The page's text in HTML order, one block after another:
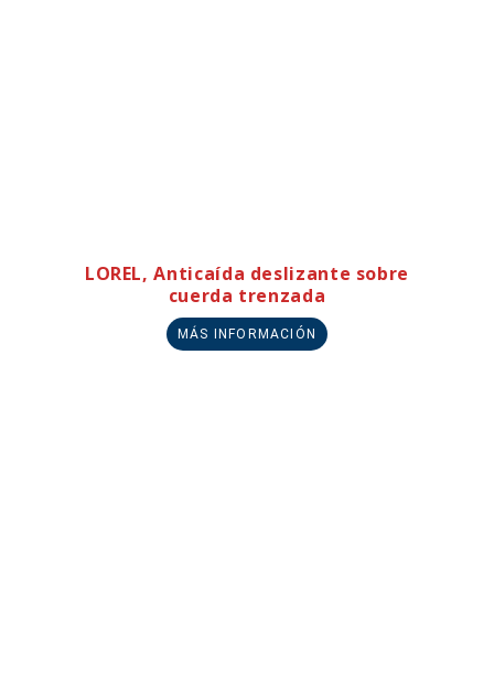
LOREL, Anticaída deslizante sobre
cuerda trenzada
MÁS INFORMACIÓN